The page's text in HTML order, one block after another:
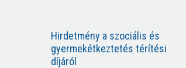
Hirdetmény a szociális és
gyermekétkeztetés térítési
díjáról